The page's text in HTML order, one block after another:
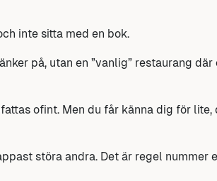
inte sitta med en bok.
på, utan en ”vanlig” restaurang där
ofint. Men du får känna dig för lite,
störa andra. Det är regel nummer